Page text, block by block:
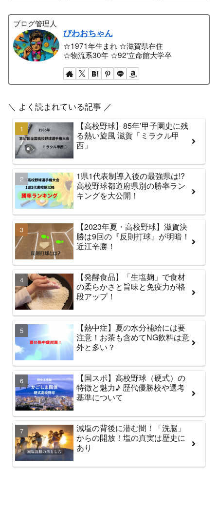
ブログ管理人
びわおちゃん
☆1971年生まれ ☆滋賀県在住
☆物流系30年 ☆92'立命館大学卒
＼ よく読まれている記事 ／
【高校野球】85年’甲子園史に残
る熱い旋風 滋賀「ミラクル甲
西」
1県1代表制導入後の最強県は!?
高校野球都道府県別の勝率ラン
キングを大公開！
【2023年夏・高校野球】滋賀決
勝は9回の『反則打球』が明暗！
近江辛勝！
【発酵食品】「生塩麹」で食材
の柔らかさと旨味と免疫力が格
段アップ！
【熱中症】夏の水分補給には要
注意！お茶も含めてNG飲料は意
外と多い？
【国スポ】高校野球（硬式）の
特徴と魅力♪ 歴代優勝校や選考
基準について
減塩の背後に潜む闇！「洗脳」
からの開放！塩の真実は歴史に
あり